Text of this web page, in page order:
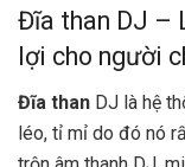
Đĩa than DJ –
lợi cho người
Đĩa than DJ là hệ
léo, tỉ mỉ do đó nó